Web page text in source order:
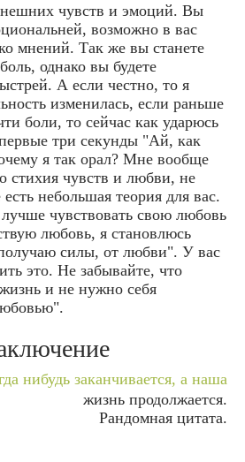
чувств и эмоций. Вы
возможно в вас
мнений. Так же вы станете
однако вы будете
А если честно, то я
изменилась, если раньше
боли, то сейчас как ударюсь
три секунды "Ай, как
я так орал? Мне вообще
стихия чувств и любви, не
небольшая теория для вас.
чувствовать свою любовь
любовь, я становлюсь
силы, от любви". У вас
это. Не забывайте, что
и не нужно себя
нибудь заканчивается, а наша
жизнь продолжается.
Рандомная цитата.